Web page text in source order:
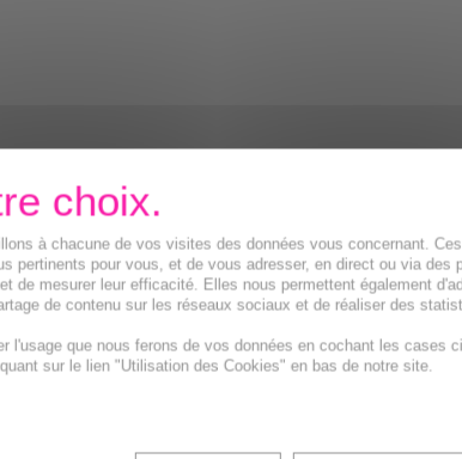
à chacune de vos visites des données vous concernant.
pertinents pour vous, et de vous adresser, en direct ou via des
de mesurer leur efficacité. Elles nous permettent également
de contenu sur les réseaux sociaux et de réaliser des
l'usage que nous ferons de vos données en cochant les cases
sur le lien "Utilisation des Cookies" en bas de notre site.